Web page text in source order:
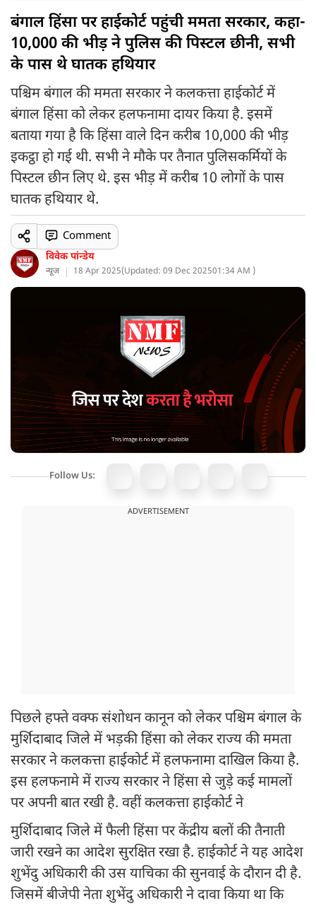
बंगाल हिंसा पर हाईकोर्ट पहुंची ममता सरकार, कहा-
10,000 की भीड़ ने पुलिस की पिस्टल छीनी, सभी
के पास थे घातक हथियार
पश्चिम बंगाल की ममता सरकार ने कलकत्ता हाईकोर्ट में
बंगाल हिंसा को लेकर हलफनामा दायर किया है. इसमें
बताया गया है कि हिंसा वाले दिन करीब 10,000 की भीड़
इकट्ठा हो गई थी. सभी ने मौके पर तैनात पुलिसकर्मियों के
पिस्टल छीन लिए थे. इस भीड़ में करीब 10 लोगों के पास
घातक हथियार थे.
विवेक पांन्डेय
न्यूज 18 Apr 2025(Updated: 09 Dec 202501:34 AM )
Comment
Follow Us:
ADVERTISEMENT
पिछले हफ्ते वक्फ संशोधन कानून को लेकर पश्चिम बंगाल के
मुर्शिदाबाद जिले में भड़की हिंसा को लेकर राज्य की ममता
सरकार ने कलकत्ता हाईकोर्ट में हलफनामा दाखिल किया है.
इस हलफनामे में राज्य सरकार ने हिंसा से जुड़े कई मामलों
पर अपनी बात रखी है. वहीं कलकत्ता हाईकोर्ट ने
मुर्शिदाबाद जिले में फैली हिंसा पर केंद्रीय बलों की तैनाती
जारी रखने का आदेश सुरक्षित रखा है. हाईकोर्ट ने यह आदेश
शुभेंदु अधिकारी की उस याचिका की सुनवाई के दौरान दी है.
जिसमें बीजेपी नेता शुभेंदु अधिकारी ने दावा किया था कि